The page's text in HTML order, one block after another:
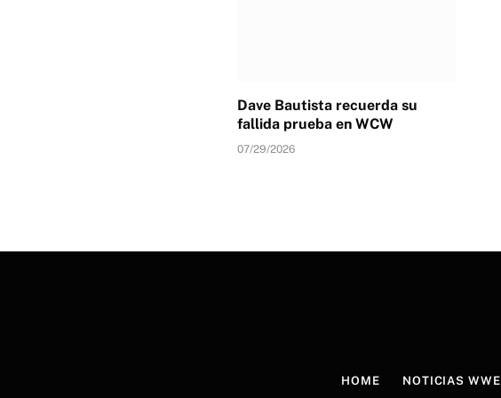
Dave Bautista recuerda su
fallida prueba en WCW
07/29/2026
HOME NOTICIAS WWE